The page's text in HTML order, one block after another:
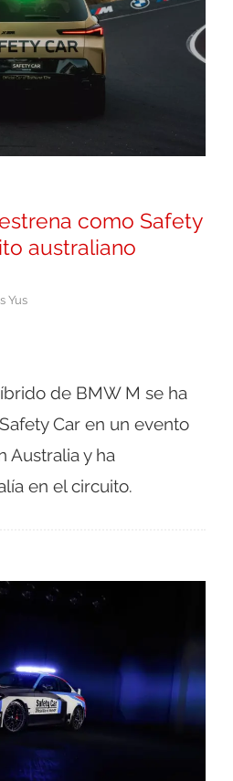
como Safety
australiano
Yus
de BMW M se ha
Car en un evento
Australia y ha
en el circuito.